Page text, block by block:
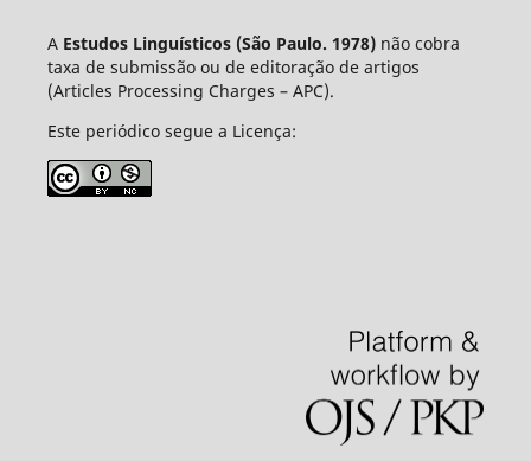
A Estudos Linguísticos (São Paulo. 1978)não cobra
taxa de submissão ou de editoração de artigos
(Articles Processing Charges – APC).
Este periódico segue a Licença: